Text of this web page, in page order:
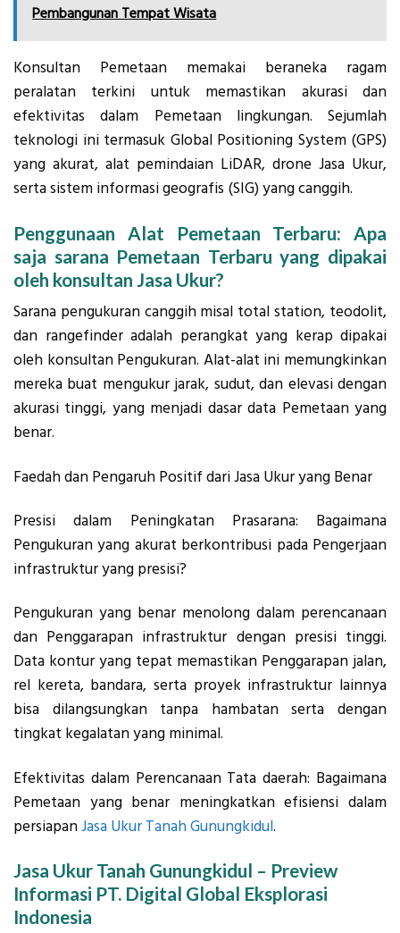
Pembangunan Tempat Wisata
Konsultan Pemetaan memakai beraneka ragam
peralatan terkini untuk memastikan akurasi dan
efektivitas dalam Pemetaan lingkungan. Sejumlah
teknologi ini termasuk Global Positioning System (GPS)
yang akurat, alat pemindaian LiDAR, drone Jasa Ukur,
serta sistem informasi geografis (SIG) yang canggih.
Penggunaan Alat Pemetaan Terbaru: Apa
saja sarana Pemetaan Terbaru yang dipakai
oleh konsultan Jasa Ukur?
Sarana pengukuran canggih misal total station, teodolit,
dan rangefinder adalah perangkat yang kerap dipakai
oleh konsultan Pengukuran. Alat-alat ini memungkinkan
mereka buat mengukur jarak, sudut, dan elevasi dengan
akurasi tinggi, yang menjadi dasar data Pemetaan yang
benar.
Faedah dan Pengaruh Positif dari Jasa Ukur yang Benar
Presisi dalam Peningkatan Prasarana: Bagaimana
Pengukuran yang akurat berkontribusi pada Pengerjaan
infrastruktur yang presisi?
Pengukuran yang benar menolong dalam perencanaan
dan Penggarapan infrastruktur dengan presisi tinggi.
Data kontur yang tepat memastikan Penggarapan jalan,
rel kereta, bandara, serta proyek infrastruktur lainnya
bisa dilangsungkan tanpa hambatan serta dengan
tingkat kegalatan yang minimal.
Efektivitas dalam Perencanaan Tata daerah: Bagaimana
Pemetaan yang benar meningkatkan efisiensi dalam
persiapanJasa Ukur Tanah Gunungkidul.
Jasa Ukur Tanah Gunungkidul – Preview
Informasi PT. Digital Global Eksplorasi
Indonesia